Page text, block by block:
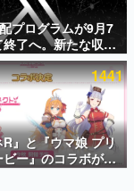
ー数万以上！ などな
渾身の“殿堂入り”記
プログラムが9月7
終了へ。新たな収益
Content
」を発表1441
R』と『ウマ娘 プリ
ー』のコラボが決
連無料”の8.5周年